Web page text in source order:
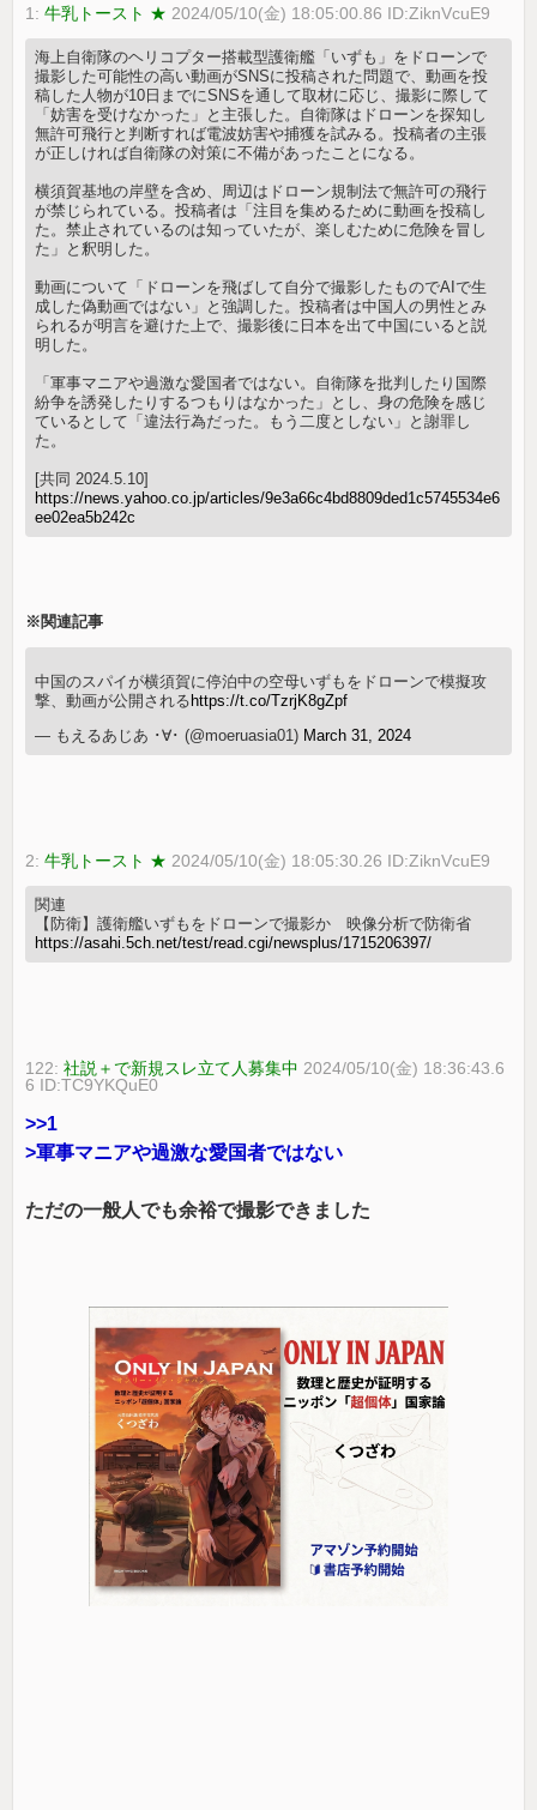
1:牛乳トースト ★ 2024/05/10(金) 18:05:00.86 ID:ZiknVcuE9
海上自衛隊のヘリコプター搭載型護衛艦「いずも」をドローンで
撮影した可能性の高い動画がSNSに投稿された問題で、動画を投
稿した人物が10日までにSNSを通して取材に応じ、撮影に際して
「妨害を受けなかった」と主張した。自衛隊はドローンを探知し
無許可飛行と判断すれば電波妨害や捕獲を試みる。投稿者の主張
が正しければ自衛隊の対策に不備があったことになる。
横須賀基地の岸壁を含め、周辺はドローン規制法で無許可の飛行
が禁じられている。投稿者は「注目を集めるために動画を投稿し
た。禁止されているのは知っていたが、楽しむために危険を冒し
た」と釈明した。
動画について「ドローンを飛ばして自分で撮影したものでAIで生
成した偽動画ではない」と強調した。投稿者は中国人の男性とみ
られるが明言を避けた上で、撮影後に日本を出て中国にいると説
明した。
「軍事マニアや過激な愛国者ではない。自衛隊を批判したり国際
紛争を誘発したりするつもりはなかった」とし、身の危険を感じ
ているとして「違法行為だった。もう二度としない」と謝罪し
た。
[共同 2024.5.10]
https://news.yahoo.co.jp/articles/9e3a66c4bd8809ded1c5745534e6
ee02ea5b242c
※関連記事
中国のスパイが横須賀に停泊中の空母いずもをドローンで模擬攻
撃、動画が公開される https://t.co/TzrjK8gZpf
— もえるあじあ ･∀･ (@moeruasia01) March 31, 2024
2:牛乳トースト ★ 2024/05/10(金) 18:05:30.26 ID:ZiknVcuE9
関連
【防衛】護衛艦いずもをドローンで撮影か 映像分析で防衛省
https://asahi.5ch.net/test/read.cgi/newsplus/1715206397/
122:社説＋で新規スレ立て人募集中 2024/05/10(金) 18:36:43.6
6 ID:TC9YKQuE0
>>1
>軍事マニアや過激な愛国者ではない
ただの一般人でも余裕で撮影できました